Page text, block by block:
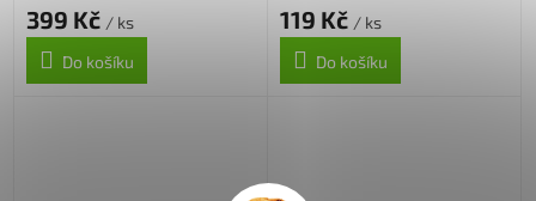
399 Kč / ks
Do košíku
119 Kč / ks
Do košíku